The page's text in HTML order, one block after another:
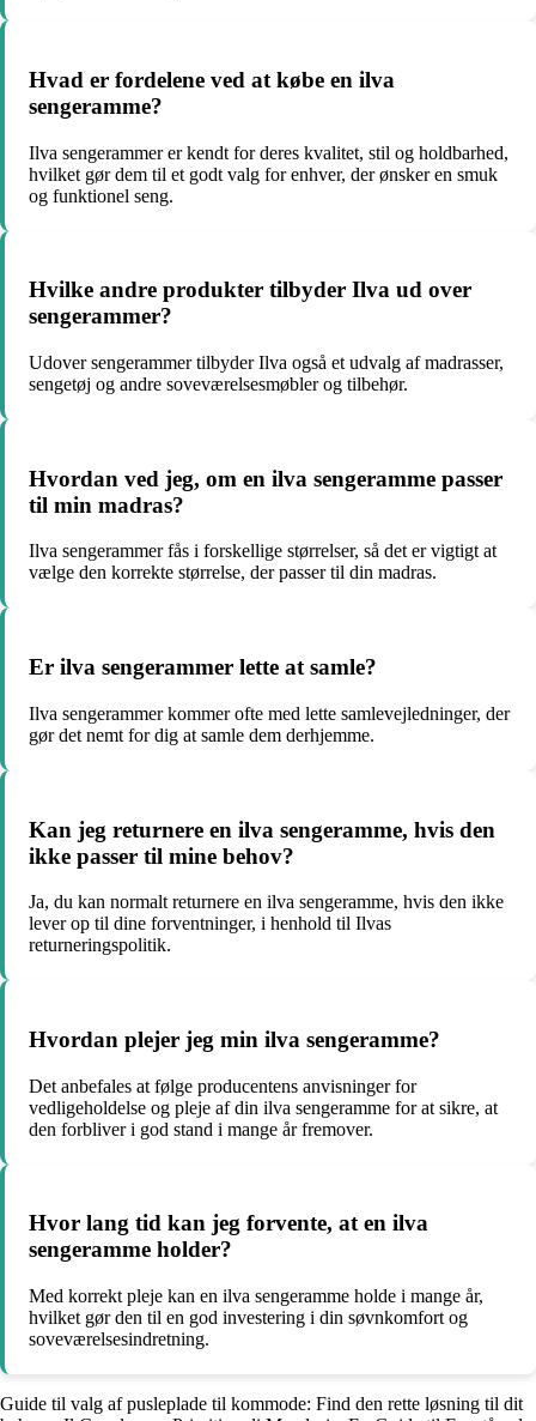
Hvad er fordelene ved at købe en ilva
sengeramme?
Ilva sengerammer er kendt for deres kvalitet, stil og holdbarhed,
hvilket gør dem til et godt valg for enhver, der ønsker en smuk
og funktionel seng.
Hvilke andre produkter tilbyder Ilva ud over
sengerammer?
Udover sengerammer tilbyder Ilva også et udvalg af madrasser,
sengetøj og andre soveværelsesmøbler og tilbehør.
Hvordan ved jeg, om en ilva sengeramme passer
til min madras?
Ilva sengerammer fås i forskellige størrelser, så det er vigtigt at
vælge den korrekte størrelse, der passer til din madras.
Er ilva sengerammer lette at samle?
Ilva sengerammer kommer ofte med lette samlevejledninger, der
gør det nemt for dig at samle dem derhjemme.
Kan jeg returnere en ilva sengeramme, hvis den
ikke passer til mine behov?
Ja, du kan normalt returnere en ilva sengeramme, hvis den ikke
lever op til dine forventninger, i henhold til Ilvas
returneringspolitik.
Hvordan plejer jeg min ilva sengeramme?
Det anbefales at følge producentens anvisninger for
vedligeholdelse og pleje af din ilva sengeramme for at sikre, at
den forbliver i god stand i mange år fremover.
Hvor lang tid kan jeg forvente, at en ilva
sengeramme holder?
Med korrekt pleje kan en ilva sengeramme holde i mange år,
hvilket gør den til en god investering i din søvnkomfort og
soveværelsesindretning.
Guide til valg af pusleplade til kommode: Find den rette løsning til dit